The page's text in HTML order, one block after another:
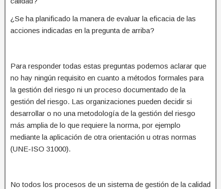
¿Se ha planificado la manera de evaluar la eficacia de las
acciones indicadas en la pregunta de arriba?
Para responder todas estas preguntas podemos aclarar que
no hay ningún requisito en cuanto a métodos formales para
la gestión del riesgo ni un proceso documentado de la
gestión del riesgo. Las organizaciones pueden decidir si
desarrollar o no una metodología de la gestión del riesgo
más amplia de lo que requiere la norma, por ejemplo
mediante la aplicación de otra orientación u otras normas
(UNE-ISO 31000).
No todos los procesos de un sistema de gestión de la calidad